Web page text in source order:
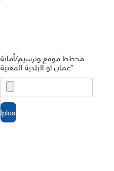
مخطط موقع وترسيم/أمانة
عمان او البلدية المعنية